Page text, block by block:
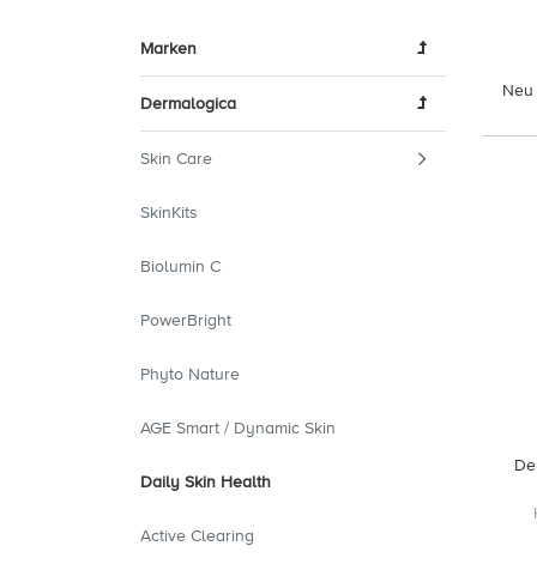
Marken
Dermalogica
Skin Care
SkinKits
Biolumin C
PowerBright
Phyto Nature
AGE Smart / Dynamic Skin
Daily Skin Health
Active Clearing